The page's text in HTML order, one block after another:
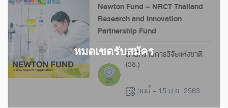
Newton Fund – NRCT Thailand
Research and Innovation
Partnership Fund
สำนักงานการวิจัยแห่งชาติ
(วช.)
วันนี้ - 15 มิ.ย. 2563